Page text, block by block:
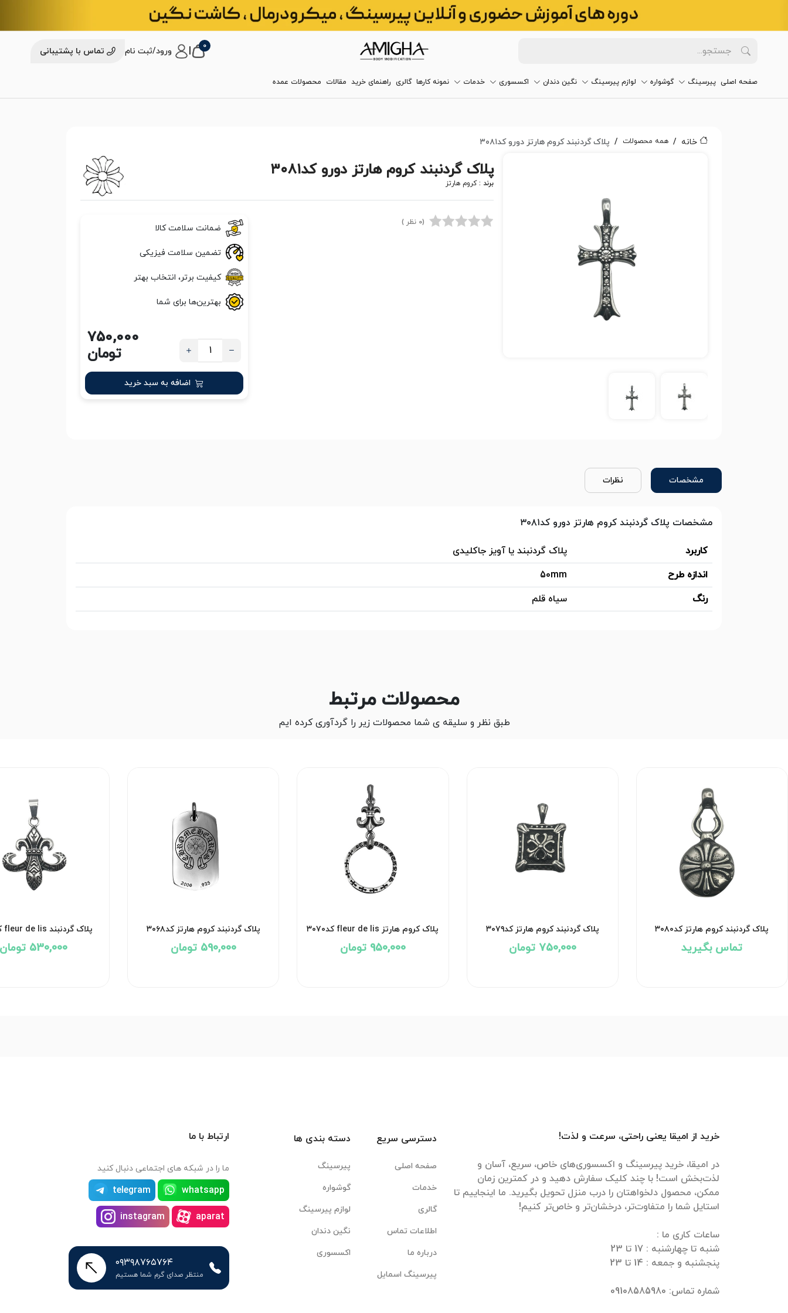
0 ورود/ثبت نام تماس با پشتیبانی
صفحه اصلی پیرسینگ گوشواره لوازم پیرسینگ نگین دندان اکسسوری خدمات نمونه کارها گالری راهنمای خرید مقالات محصولات عمده
خانه همه محصولات پلاک گردنبند کروم هارتز دورو کد۳۰۸۱
پلاک گردنبند کروم هارتز دورو کد۳۰۸۱
برند :کروم هارتز
(0 نظر )
ضمانت سلامت کالا
تضمین سلامت فیزیکی
کیفیت برتر، انتخاب بهتر
بهترین‌ها برای شما
750,000
تومان
اضافه به سبد خرید
مشخصات نظرات
مشخصات پلاک گردنبند کروم هارتز دورو کد۳۰۸۱
کاربرد
پلاک گردنبند یا آویز جاکلیدی
اندازه طرح
50mm
رنگ
سیاه قلم
محصولات مرتبط
طبق نظر و سلیقه ی شما محصولات زیر را گردآوری کرده ایم
پلاک گردنبند کروم هارتز کد۳۰۸۰
تماس بگیرید
پلاک گردنبند کروم هارتز کد۳۰۷۹
750,000 تومان
پلاک کروم هارتز fleur de lis کد۳۰۷۰
950,000 تومان
پلاک گردنبند کروم هارتز کد۳۰۶۸
590,000 تومان
پلاک گردنبند fleur de lis کد۳۰۶۴
530,000 تومان
خرید از امیقا یعنی راحتی، سرعت و لذت!
در امیقا، خرید پیرسینگ و اکسسوری‌های خاص، سریع، آسان و
لذت‌بخش است! با چند کلیک سفارش دهید و در کمترین زمان
ممکن، محصول دلخواهتان را درب منزل تحویل بگیرید. ما اینجاییم تا
دسترسی سریع
صفحه اصلی
خدمات
گالری
اطلاعات تماس
درباره ما
پیرسینگ اسمایل
دسته بندی ها
پیرسینگ
گوشواره
لوازم پیرسینگ
نگین دندان
اکسسوری
ارتباط با ما
ما را در شبکه های اجتماعی دنبال کنید
whatsapp
telegram
aparat
instagram
۰۹۳۹۸۷۶۵۷۶۴
منتظر صدای گرم شما هستیم